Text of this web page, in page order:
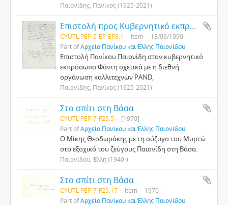
Παιονίδης, Πανίκος (1925-2021)
Επιστολή προς Κυβερνητικό εκπρόσωπο Φάντη
CYUTL PEP-5-EP-EP8.1 Item
13/06/1990
Part ofΑρχείο Πανίκου και Έλλης Παιονίδου
Επιστολή Πανίκου Παιονίδη στον κυβερνητικό
εκπρόσωπο Φάντη σχετικά με η διεθνή
οργάνωση καλλιτεχνών PAND,
Παιονίδης, Πανίκος (1925-2021)
Στο σπίτι στη Βάσα
CYUTL PEP-7-F25.5
[1970]
Part ofΑρχείο Πανίκου και Έλλης Παιονίδου
Ο Μίκης Θεοδωράκης με τη σύζυγο του Μυρτώ
στο εξοχικό του ζεύγους Παιονίδη στη Βάσα.
Παιονίδου, Έλλη (1940-)
Στο σπίτι στη Βάσα
CYUTL PEP-7-F25.17 Item
1970
Part ofΑρχείο Πανίκου και Έλλης Παιονίδου